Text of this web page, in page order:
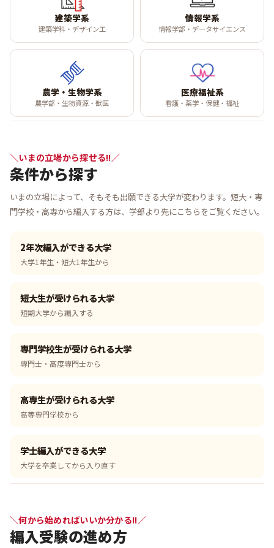
建築学系
建築学科・デザイン工
情報学系
情報学部・データサイエンス
農学・生物学系
農学部・生物資源・獣医
医療福祉系
看護・薬学・保健・福祉
＼いまの立場から探せる!!／
条件から探す
いまの立場によって、そもそも出願できる大学が変わります。短大・専
門学校・高専から編入する方は、学部より先にこちらをご覧ください。
2年次編入ができる大学
大学1年生・短大1年生から
短大生が受けられる大学
短期大学から編入する
専門学校生が受けられる大学
専門士・高度専門士から
高専生が受けられる大学
高等専門学校から
学士編入ができる大学
大学を卒業してから入り直す
＼何から始めればいいか分かる!!／
編入受験の進め方